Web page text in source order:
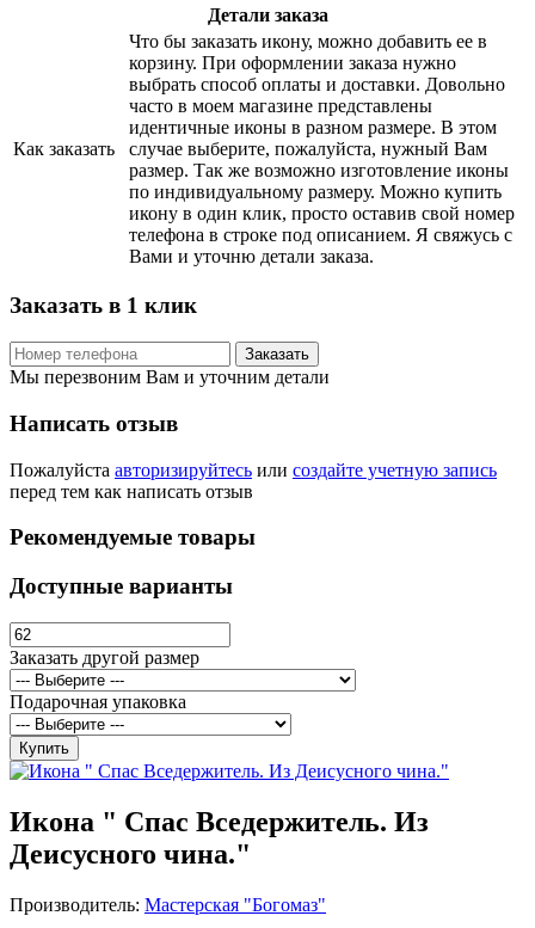
Детали заказа
Как заказать
Что бы заказать икону, можно добавить ее в
корзину. При оформлении заказа нужно
выбрать способ оплаты и доставки. Довольно
часто в моем магазине представлены
идентичные иконы в разном размере. В этом
случае выберите, пожалуйста, нужный Вам
размер. Так же возможно изготовление иконы
по индивидуальному размеру. Можно купить
икону в один клик, просто оставив свой номер
телефона в строке под описанием. Я свяжусь с
Вами и уточню детали заказа.
Заказать в 1 клик
Заказать
Мы перезвоним Вам и уточним детали
Написать отзыв
Пожалуйста авторизируйтесь или создайте учетную запись
перед тем как написать отзыв
Рекомендуемые товары
Доступные варианты
Заказать другой размер
Подарочная упаковка
Купить
Икона " Спас Вседержитель. Из
Деисусного чина."
Производитель: Мастерская "Богомаз"